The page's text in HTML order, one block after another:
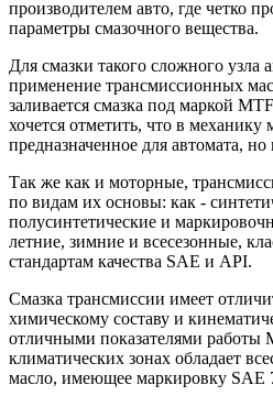
производителем авто, где четко
параметры смазочного вещества.
Для смазки такого сложного
применение трансмиссионных
заливается смазка под маркой
хочется отметить, что в механику
предназначенное для автомата, но
Так же как и моторные,
по видам их основы: как -
полусинтетические и
летние, зимние и всесезонные,
стандартам качества SAE и API.
Смазка трансмиссии имеет
химическому составу и
отличными показателями
климатических зонах обладает
масло, имеющее маркировку SAE